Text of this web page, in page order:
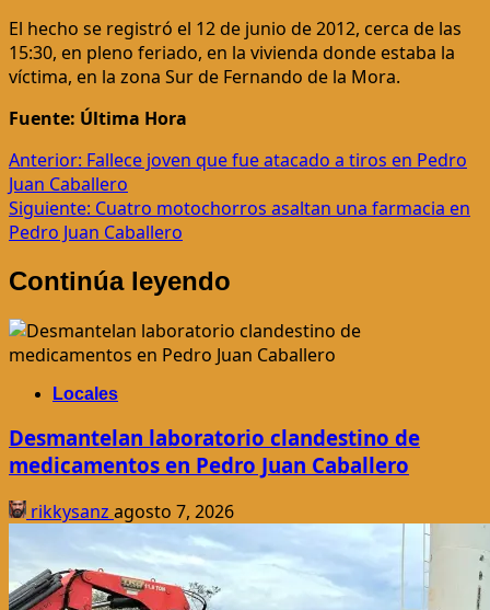
El hecho se registró el 12 de junio de 2012, cerca de las
15:30, en pleno feriado, en la vivienda donde estaba la
víctima, en la zona Sur de Fernando de la Mora.
Fuente: Última Hora
Navegación
de
entradas
Anterior: Fallece joven que fue atacado a tiros en Pedro
Juan Caballero
Siguiente: Cuatro motochorros asaltan una farmacia en
Pedro Juan Caballero
Continúa leyendo
Locales
Desmantelan laboratorio clandestino de
medicamentos en Pedro Juan Caballero
rikkysanz agosto 7, 2026